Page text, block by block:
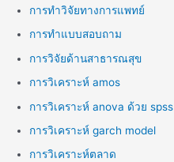
การทำวิจัยทางการแพทย์
การทำแบบสอบถาม
การวิจัยด้านสาธารณสุข
การวิเคราะห์ amos
การวิเคราะห์ anova ด้วย spss
การวิเคราะห์ garch model
การวิเคราะห์ตลาด